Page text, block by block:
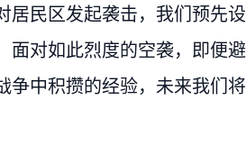
居民区发起袭击，我们预先设
面对如此烈度的空袭，即便避
争中积攒的经验，未来我们将